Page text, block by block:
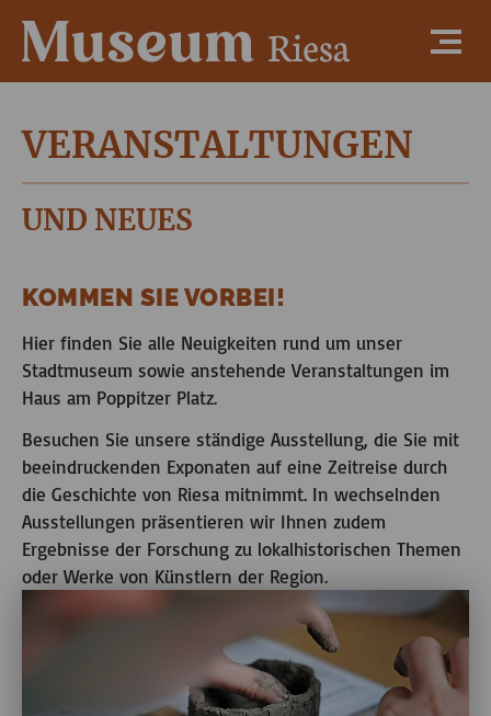
VERANSTALTUNGEN
UND NEUES
KOMMEN SIE VORBEI!
Hier finden Sie alle Neuigkeiten rund um unser
Stadtmuseum sowie anstehende Veranstaltungen im
Haus am Poppitzer Platz.
Besuchen Sie unsere ständige Ausstellung, die Sie mit
beeindruckenden Exponaten auf eine Zeitreise durch
die Geschichte von Riesa mitnimmt. In wechselnden
Ausstellungen präsentieren wir Ihnen zudem
Ergebnisse der Forschung zu lokalhistorischen Themen
oder Werke von Künstlern der Region.